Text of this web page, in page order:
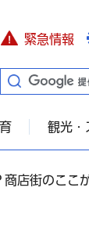
緊急情報
観光・
店街のここ